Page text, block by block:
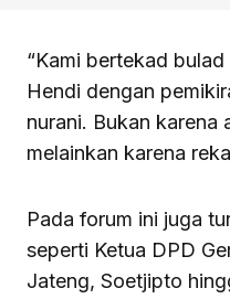
“Kami bertekad
Hendi dengan
nurani. Bukan karena
melainkan karena
Pada forum ini juga
seperti Ketua DPD
Jateng, Soetjipto